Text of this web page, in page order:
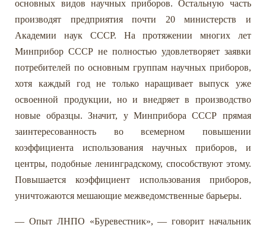
основных видов научных приборов. Остальную часть
производят предприятия почти 20 министерств и
Академии наук СССР. На протяжении многих лет
Минприбор СССР не полностью удовлетворяет заявки
потребителей по основным группам научных приборов,
хотя каждый год не только наращивает выпуск уже
освоенной продукции, но и внедряет в производство
новые образцы. Значит, у Минприбора СССР прямая
заинтересованность во всемерном повышении
коэффициента использования научных приборов, и
центры, подобные ленинградскому, способствуют этому.
Повышается коэффициент использования приборов,
уничтожаются мешающие межведомственные барьеры.
— Опыт ЛНПО «Буревестник», — говорит начальник